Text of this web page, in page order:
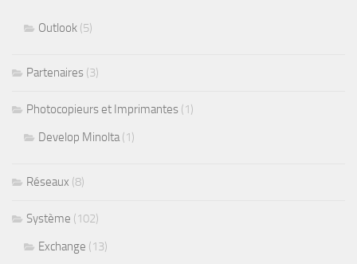
Outlook (5)
Partenaires (3)
Photocopieurs et Imprimantes (1)
Develop Minolta(1)
Réseaux (8)
Système (102)
Exchange (13)